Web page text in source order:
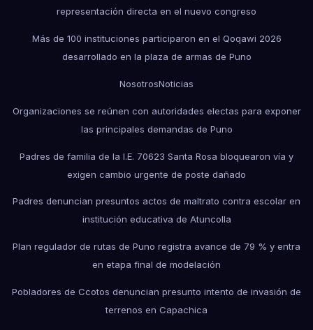
representación directa en el nuevo congreso
Más de 100 instituciones participaron en el Qoqawi 2026
desarrollado en la plaza de armas de Puno
NosotrosNoticias
Organizaciones se reúnen con autoridades electas para exponer
las principales demandas de Puno
Padres de familia de la I.E. 70623 Santa Rosa bloquearon vía y
exigen cambio urgente de poste dañado
Padres denuncian presuntos actos de maltrato contra escolar en
institución educativa de Atuncolla
Plan regulador de rutas de Puno registra avance de 79 % y entra
en etapa final de modelación
Pobladores de Ccotos denuncian presunto intento de invasión de
terrenos en Capachica